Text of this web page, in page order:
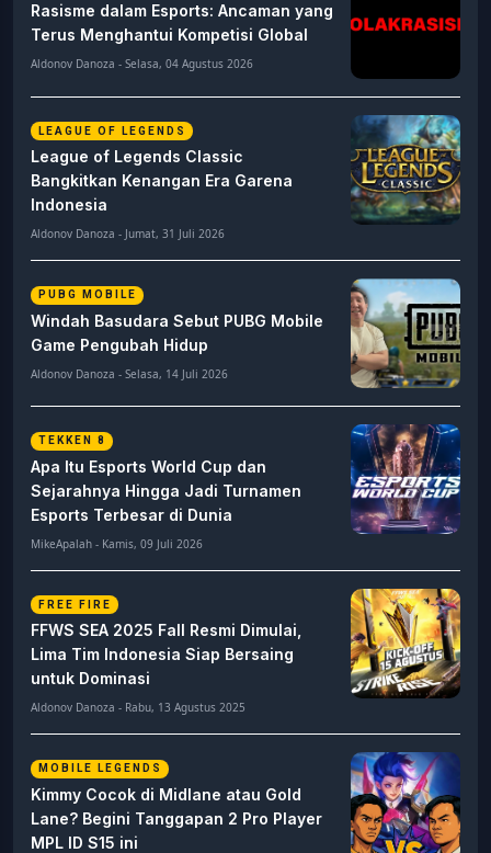
Rasisme dalam Esports: Ancaman yang
Terus Menghantui Kompetisi Global
Aldonov Danoza - Selasa, 04 Agustus 2026
LEAGUE OF LEGENDS
League of Legends Classic
Bangkitkan Kenangan Era Garena
Indonesia
Aldonov Danoza - Jumat, 31 Juli 2026
PUBG MOBILE
Windah Basudara Sebut PUBG Mobile
Game Pengubah Hidup
Aldonov Danoza - Selasa, 14 Juli 2026
TEKKEN 8
Apa Itu Esports World Cup dan
Sejarahnya Hingga Jadi Turnamen
Esports Terbesar di Dunia
MikeApalah - Kamis, 09 Juli 2026
FREE FIRE
FFWS SEA 2025 Fall Resmi Dimulai,
Lima Tim Indonesia Siap Bersaing
untuk Dominasi
Aldonov Danoza - Rabu, 13 Agustus 2025
MOBILE LEGENDS
Kimmy Cocok di Midlane atau Gold
Lane? Begini Tanggapan 2 Pro Player
MPL ID S15 ini